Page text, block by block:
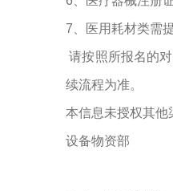
7、医用耗材类需
请按照所报名的
续流程为准。
本信息未授权其他
设备物资部